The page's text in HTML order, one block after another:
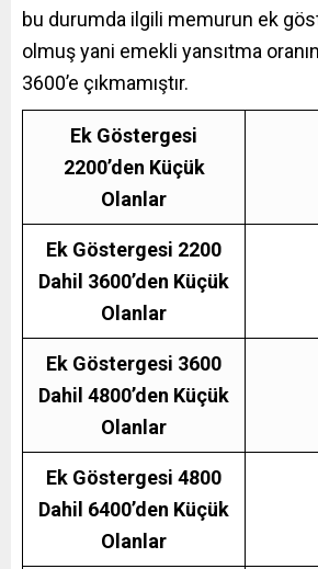
bu durumda ilgili memurun ek
olmuş yani emekli yansıtma
3600’e çıkmamıştır.
Ek Göstergesi
2200’den Küçük
Olanlar
Ek Göstergesi 2200
Dahil 3600’den Küçük
Olanlar
Ek Göstergesi 3600
Dahil 4800’den Küçük
Olanlar
Ek Göstergesi 4800
Dahil 6400’den Küçük
Olanlar